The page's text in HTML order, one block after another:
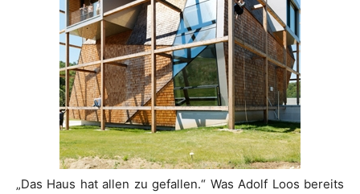
„Das Haus hat allen zu gefallen.“ Was Adolf Loos bereits